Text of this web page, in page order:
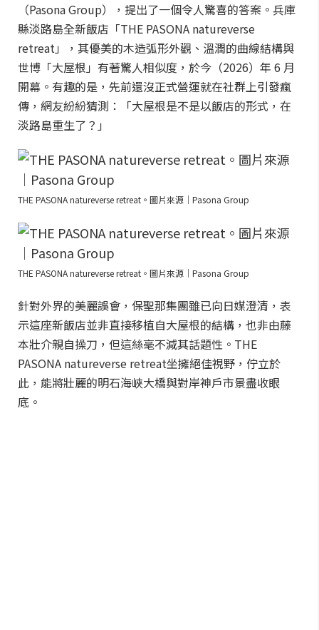
（Pasona Group），提出了一個令人驚喜的答案。兵庫
縣淡路島全新飯店「THE PASONA natureverse
retreat」，其優美的木造弧形外觀、溫潤的曲線結構與
世博「大屋根」有著驚人相似度，於今（2026）年 6 月
開幕。有趣的是，先前還沒正式營運就在社群上引發瘋
傳，網友紛紛猜測：「大屋根是不是以飯店的形式，在
淡路島重生了？」
THE PASONA natureverse retreat。圖片來源｜Pasona Group
THE PASONA natureverse retreat。圖片來源｜Pasona Group
針對外界的美麗誤會，保聖那集團雖已向日媒澄清，表
示這座新飯店並非直接移植自大屋根的結構，也非由藤
本壯介親自操刀，但這絲毫不減其話題性。THE
PASONA natureverse retreat坐擁絕佳視野，佇立於
此，能將壯麗的明石海峽大橋與對岸神戶市景盡收眼
底。